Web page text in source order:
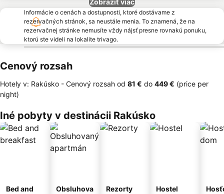
Zobraziť viac
Informácie o cenách a dostupnosti, ktoré dostávame z
rezervačných stránok, sa neustále menia. To znamená, že na
rezervačnej stránke nemusíte vždy nájsť presne rovnakú ponuku,
ktorú ste videli na lokalite trivago.
Cenový rozsah
Hotely v: Rakúsko - Cenový rozsah od ‎81 € do ‎449 € (price per
night)
Iné pobyty v destinácii Rakúsko
Bed and
Obsluhova
Rezorty Hostel